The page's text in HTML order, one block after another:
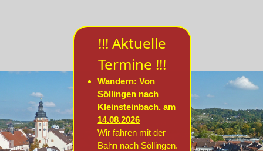
!!! Aktuelle
Termine !!!
Wandern: Von
Söllingen nach
Kleinsteinbach. am
14.08.2026
Wir fahren mit der
Bahn nach Söllingen.